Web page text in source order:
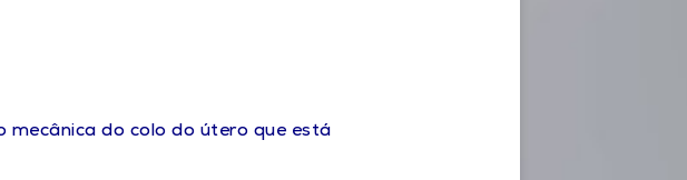
mecânica do colo do útero que está